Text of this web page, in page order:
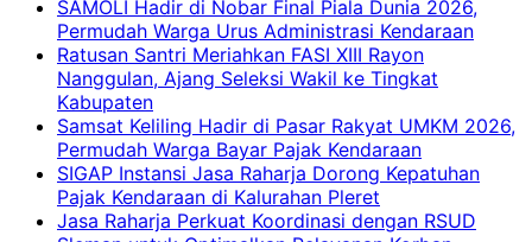
SAMOLI Hadir di Nobar Final Piala Dunia 2026,
Permudah Warga Urus Administrasi Kendaraan
Ratusan Santri Meriahkan FASI XIII Rayon
Nanggulan, Ajang Seleksi Wakil ke Tingkat
Kabupaten
Samsat Keliling Hadir di Pasar Rakyat UMKM 2026,
Permudah Warga Bayar Pajak Kendaraan
SIGAP Instansi Jasa Raharja Dorong Kepatuhan
Pajak Kendaraan di Kalurahan Pleret
Jasa Raharja Perkuat Koordinasi dengan RSUD